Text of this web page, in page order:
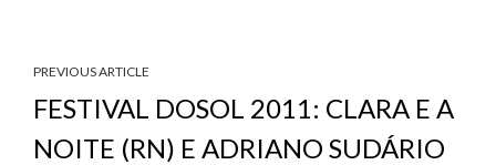
PREVIOUS ARTICLE
FESTIVAL DOSOL 2011: CLARA E A
NOITE (RN) E ADRIANO SUDÁRIO